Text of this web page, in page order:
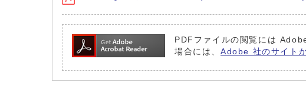
PDFファイルの閲覧には
場合には、 Adobe 社のサイト